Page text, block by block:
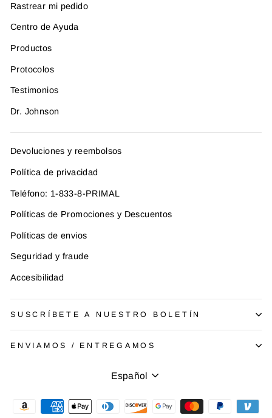
Rastrear mi pedido
Centro de Ayuda
Productos
Protocolos
Testimonios
Dr. Johnson
Devoluciones y reembolsos
Política de privacidad
Teléfono: 1-833-8-PRIMAL
Políticas de Promociones y Descuentos
Políticas de envios
Seguridad y fraude
Accesibilidad
SUSCRÍBETE A NUESTRO BOLETÍN
ENVIAMOS / ENTREGAMOS
Idioma
Español